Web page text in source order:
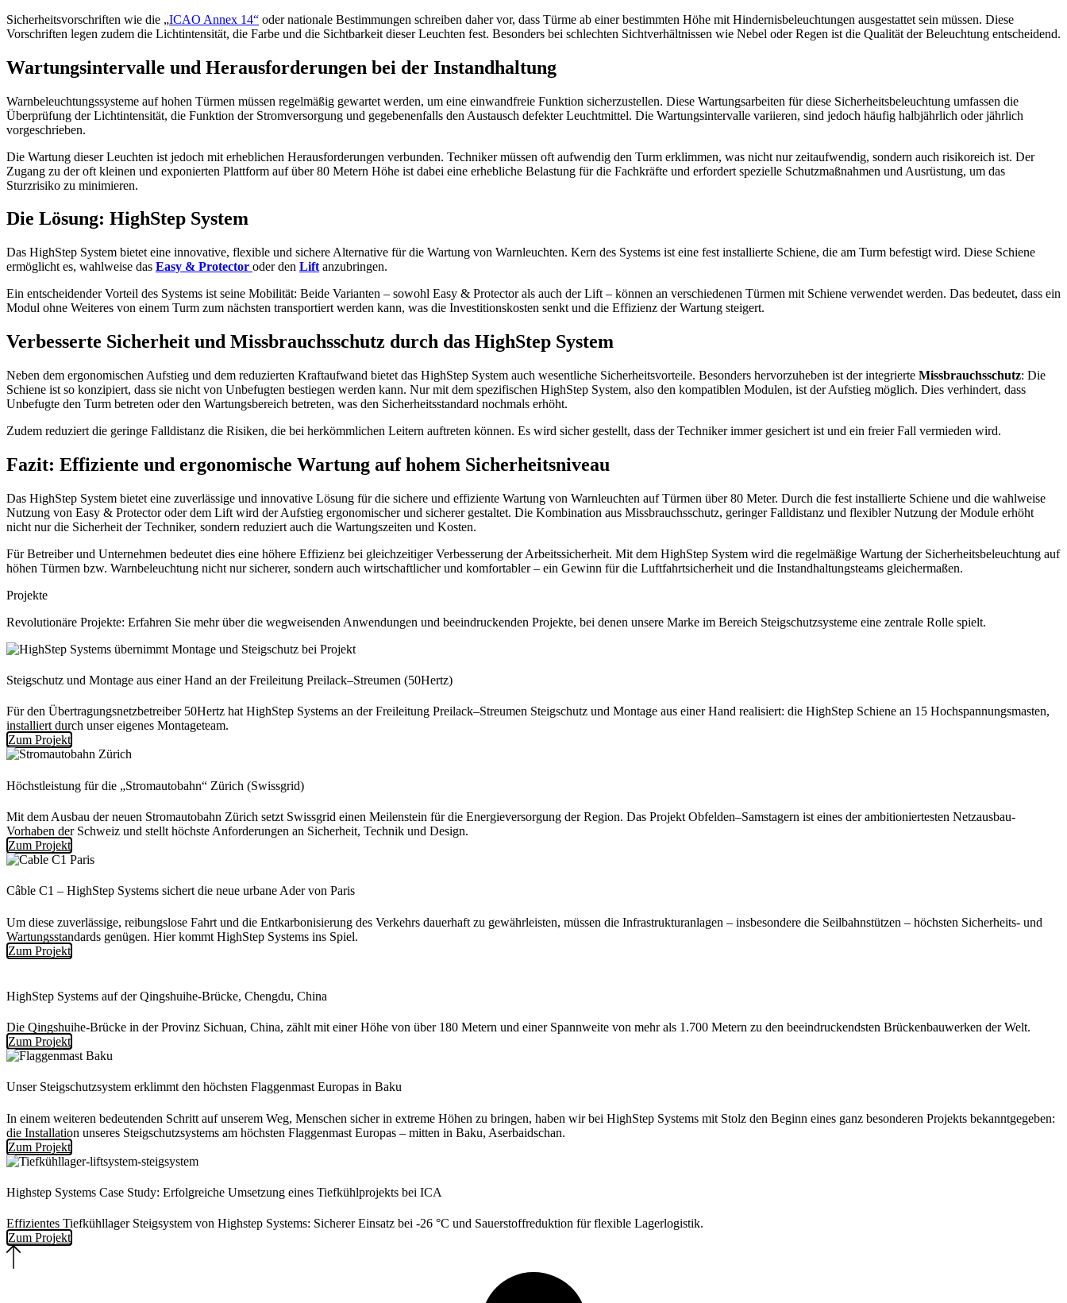
Sicherheitsvorschriften wie die „ICAO Annex 14“ oder nationale Bestimmungen schreiben daher vor, dass Türme ab einer bestimmten Höhe mit Hindernisbeleuchtungen ausgestattet sein müssen. Diese
Vorschriften legen zudem die Lichtintensität, die Farbe und die Sichtbarkeit dieser Leuchten fest. Besonders bei schlechten Sichtverhältnissen wie Nebel oder Regen ist die Qualität der Beleuchtung entscheidend.
Wartungsintervalle und Herausforderungen bei der Instandhaltung
Warnbeleuchtungssysteme auf hohen Türmen müssen regelmäßig gewartet werden, um eine einwandfreie Funktion sicherzustellen. Diese Wartungsarbeiten für diese Sicherheitsbeleuchtung umfassen die
Überprüfung der Lichtintensität, die Funktion der Stromversorgung und gegebenenfalls den Austausch defekter Leuchtmittel. Die Wartungsintervalle variieren, sind jedoch häufig halbjährlich oder jährlich
vorgeschrieben.
Die Wartung dieser Leuchten ist jedoch mit erheblichen Herausforderungen verbunden. Techniker müssen oft aufwendig den Turm erklimmen, was nicht nur zeitaufwendig, sondern auch risikoreich ist. Der
Zugang zu der oft kleinen und exponierten Plattform auf über 80 Metern Höhe ist dabei eine erhebliche Belastung für die Fachkräfte und erfordert spezielle Schutzmaßnahmen und Ausrüstung, um das
Sturzrisiko zu minimieren.
Die Lösung: HighStep System
Das HighStep System bietet eine innovative, flexible und sichere Alternative für die Wartung von Warnleuchten. Kern des Systems ist eine fest installierte Schiene, die am Turm befestigt wird. Diese Schiene
ermöglicht es, wahlweise das Easy & Protector oder den Lift anzubringen.
Ein entscheidender Vorteil des Systems ist seine Mobilität: Beide Varianten – sowohl Easy & Protector als auch der Lift – können an verschiedenen Türmen mit Schiene verwendet werden. Das bedeutet, dass ein
Modul ohne Weiteres von einem Turm zum nächsten transportiert werden kann, was die Investitionskosten senkt und die Effizienz der Wartung steigert.
Verbesserte Sicherheit und Missbrauchsschutz durch das HighStep System
Neben dem ergonomischen Aufstieg und dem reduzierten Kraftaufwand bietet das HighStep System auch wesentliche Sicherheitsvorteile. Besonders hervorzuheben ist der integrierte Missbrauchsschutz: Die
Schiene ist so konzipiert, dass sie nicht von Unbefugten bestiegen werden kann. Nur mit dem spezifischen HighStep System, also den kompatiblen Modulen, ist der Aufstieg möglich. Dies verhindert, dass
Unbefugte den Turm betreten oder den Wartungsbereich betreten, was den Sicherheitsstandard nochmals erhöht.
Zudem reduziert die geringe Falldistanz die Risiken, die bei herkömmlichen Leitern auftreten können. Es wird sicher gestellt, dass der Techniker immer gesichert ist und ein freier Fall vermieden wird.
Fazit: Effiziente und ergonomische Wartung auf hohem Sicherheitsniveau
Das HighStep System bietet eine zuverlässige und innovative Lösung für die sichere und effiziente Wartung von Warnleuchten auf Türmen über 80 Meter. Durch die fest installierte Schiene und die wahlweise
Nutzung von Easy & Protector oder dem Lift wird der Aufstieg ergonomischer und sicherer gestaltet. Die Kombination aus Missbrauchsschutz, geringer Falldistanz und flexibler Nutzung der Module erhöht
nicht nur die Sicherheit der Techniker, sondern reduziert auch die Wartungszeiten und Kosten.
Für Betreiber und Unternehmen bedeutet dies eine höhere Effizienz bei gleichzeitiger Verbesserung der Arbeitssicherheit. Mit dem HighStep System wird die regelmäßige Wartung der Sicherheitsbeleuchtung auf
höhen Türmen bzw. Warnbeleuchtung nicht nur sicherer, sondern auch wirtschaftlicher und komfortabler – ein Gewinn für die Luftfahrtsicherheit und die Instandhaltungsteams gleichermaßen.
Projekte
Revolutionäre Projekte: Erfahren Sie mehr über die wegweisenden Anwendungen und beeindruckenden Projekte, bei denen unsere Marke im Bereich Steigschutzsysteme eine zentrale Rolle spielt.
Steigschutz und Montage aus einer Hand an der Freileitung Preilack–Streumen (50Hertz)
Für den Übertragungsnetzbetreiber 50Hertz hat HighStep Systems an der Freileitung Preilack–Streumen Steigschutz und Montage aus einer Hand realisiert: die HighStep Schiene an 15 Hochspannungsmasten,
installiert durch unser eigenes Montageteam.
Zum Projekt
Höchstleistung für die „Stromautobahn“ Zürich (Swissgrid)
Mit dem Ausbau der neuen Stromautobahn Zürich setzt Swissgrid einen Meilenstein für die Energieversorgung der Region. Das Projekt Obfelden–Samstagern ist eines der ambitioniertesten Netzausbau-
Vorhaben der Schweiz und stellt höchste Anforderungen an Sicherheit, Technik und Design.
Zum Projekt
Câble C1 – HighStep Systems sichert die neue urbane Ader von Paris
Um diese zuverlässige, reibungslose Fahrt und die Entkarbonisierung des Verkehrs dauerhaft zu gewährleisten, müssen die Infrastrukturanlagen – insbesondere die Seilbahnstützen – höchsten Sicherheits- und
Wartungsstandards genügen. Hier kommt HighStep Systems ins Spiel.
Zum Projekt
HighStep Systems auf der Qingshuihe-Brücke, Chengdu, China
Die Qingshuihe-Brücke in der Provinz Sichuan, China, zählt mit einer Höhe von über 180 Metern und einer Spannweite von mehr als 1.700 Metern zu den beeindruckendsten Brückenbauwerken der Welt.
Zum Projekt
Unser Steigschutzsystem erklimmt den höchsten Flaggenmast Europas in Baku
In einem weiteren bedeutenden Schritt auf unserem Weg, Menschen sicher in extreme Höhen zu bringen, haben wir bei HighStep Systems mit Stolz den Beginn eines ganz besonderen Projekts bekanntgegeben:
die Installation unseres Steigschutzsystems am höchsten Flaggenmast Europas – mitten in Baku, Aserbaidschan.
Zum Projekt
Highstep Systems Case Study: Erfolgreiche Umsetzung eines Tiefkühlprojekts bei ICA
Effizientes Tiefkühllager Steigsystem von Highstep Systems: Sicherer Einsatz bei -26 °C und Sauerstoffreduktion für flexible Lagerlogistik.
Zum Projekt